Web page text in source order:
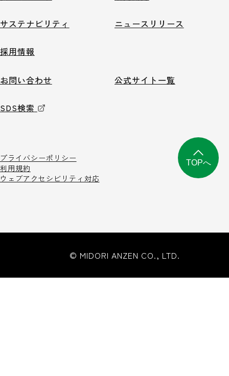
サステナビリティ ニュースリリース
採用情報
お問い合わせ 公式サイト一覧
SDS検索
プライバシーポリシー
利用規約
ウェブアクセシビリティ対応
© MIDORI ANZEN CO., LTD.
TOPへ